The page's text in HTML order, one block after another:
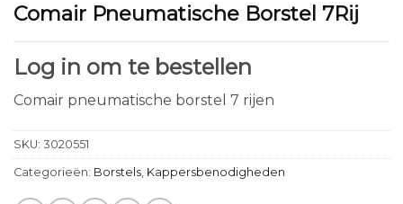
Comair Pneumatische Borstel 7Rij
Log in om te bestellen
Comair pneumatische borstel 7 rijen
SKU: 3020551
Categorieën: Borstels Kappersbenodigheden